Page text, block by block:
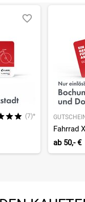
(7)*
Fahrrad
ab50,- €